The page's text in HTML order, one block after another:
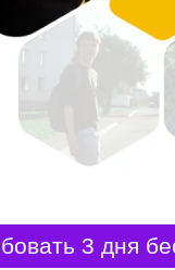
3 дня